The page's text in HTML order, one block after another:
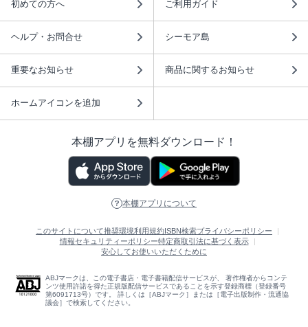
初めての方へ ご利用ガイド
ヘルプ・お問合せ シーモア島
重要なお知らせ 商品に関するお知らせ
ホームアイコンを追加
本棚アプリを無料ダウンロード！
本棚アプリについて
このサイトについて推奨環境利用規約 ISBN検索プライバシーポリシー
情報セキュリティーポリシー特定商取引法に基づく表示
安心してお使いいただくために
ABJマークは、この電子書店・電子書籍配信サービスが、 著作権者からコンテ
ンツ使用許諾を得た正規版配信サービスであることを示す登録商標（登録番号
第6091713号）です。 詳しくは［ABJマーク］または［電子出版制作・流通協
議会］で検索してください。